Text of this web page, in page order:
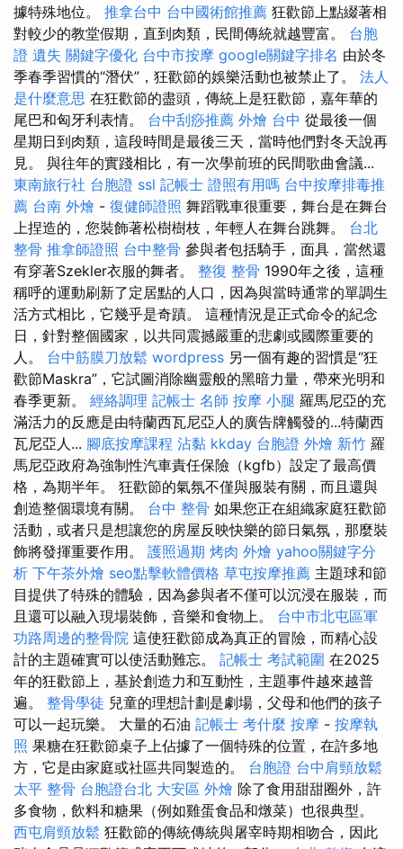
據特殊地位。 推拿台中 台中國術館推薦 狂歡節上點綴著相
對較少的教堂假期，直到肉類，民間傳統就越豐富。 台胞
證 遺失 關鍵字優化 台中市按摩 google關鍵字排名 由於冬
季春季習慣的“潛伏”，狂歡節的娛樂活動也被禁止了。 法人
是什麼意思 在狂歡節的盡頭，傳統上是狂歡節，嘉年華的
尾巴和匈牙利表情。 台中刮痧推薦 外燴 台中 從最後一個
星期日到肉類，這段時間是最後三天，當時他們對冬天說再
見。 與往年的實踐相比，有一次學前班的民間歌曲會議...
東南旅行社 台胞證 ssl 記帳士 證照有用嗎 台中按摩排毒推
薦 台南 外燴 - 復健師證照 舞蹈戰車很重要，舞台是在舞台
上捏造的，您裝飾著松樹樹枝，年輕人在舞台跳舞。 台北
整骨 推拿師證照 台中整骨 參與者包括騎手，面具，當然還
有穿著Szekler衣服的舞者。 整復 整骨 1990年之後，這種
稱呼的運動刷新了定居點的人口，因為與當時通常的單調生
活方式相比，它幾乎是奇蹟。 這種情況是正式命令的紀念
日，針對整個國家，以共同震撼嚴重的悲劇或國際重要的
人。 台中筋膜刀放鬆 wordpress 另一個有趣的習慣是“狂
歡節Maskra”，它試圖消除幽靈般的黑暗力量，帶來光明和
春季更新。 經絡調理 記帳士 名師 按摩 小腿 羅馬尼亞的充
滿活力的反應是由特蘭西瓦尼亞人的廣告牌觸發的...特蘭西
瓦尼亞人... 腳底按摩課程 沾黏 kkday 台胞證 外燴 新竹 羅
馬尼亞政府為強制性汽車責任保險（kgfb）設定了最高價
格，為期半年。 狂歡節的氣氛不僅與服裝有關，而且還與
創造整個環境有關。 台中 整骨 如果您正在組織家庭狂歡節
活動，或者只是想讓您的房屋反映快樂的節日氣氛，那麼裝
飾將發揮重要作用。 護照過期 烤肉 外燴 yahoo關鍵字分
析 下午茶外燴 seo點擊軟體價格 草屯按摩推薦 主題球和節
目提供了特殊的體驗，因為參與者不僅可以沉浸在服裝，而
且還可以融入現場裝飾，音樂和食物上。 台中市北屯區軍
功路周邊的整骨院 這使狂歡節成為真正的冒險，而精心設
計的主題確實可以使活動難忘。 記帳士 考試範圍 在2025
年的狂歡節上，基於創造力和互動性，主題事件越來越普
遍。 整骨學徒 兒童的理想計劃是劇場，父母和他們的孩子
可以一起玩樂。 大量的石油 記帳士 考什麼 按摩 - 按摩執
照 果糖在狂歡節桌子上佔據了一個特殊的位置，在許多地
方，它是由家庭或社區共同製造的。 台胞證 台中肩頸放鬆
太平 整骨 台胞證台北 大安區 外燴 除了食用甜甜圈外，許
多食物，飲料和糖果（例如雞蛋食品和燉菜）也很典型。
西屯肩頸放鬆 狂歡節的傳統傳統與屠宰時期相吻合，因此